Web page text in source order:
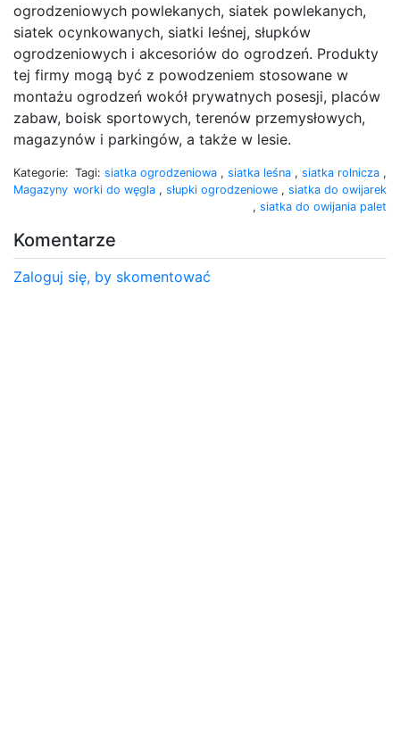
ogrodzeniowych powlekanych, siatek powlekanych,
siatek ocynkowanych, siatki leśnej, słupków
ogrodzeniowych i akcesoriów do ogrodzeń. Produkty
tej firmy mogą być z powodzeniem stosowane w
montażu ogrodzeń wokół prywatnych posesji, placów
zabaw, boisk sportowych, terenów przemysłowych,
magazynów i parkingów, a także w lesie.
Kategorie:
Magazyny
Tagi: siatka ogrodzeniowa , siatka leśna , siatka rolnicza ,
worki do węgla , słupki ogrodzeniowe , siatka do owijarek
, siatka do owijania palet
Komentarze
Zaloguj się, by skomentować